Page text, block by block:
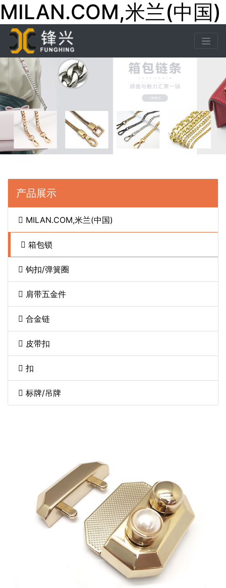
MILAN.COM,米兰(中国)
产品展示
MILAN.COM,米兰(中国)
箱包锁
钩扣/弹簧圈
肩带五金件
合金链
皮带扣
扣
标牌/吊牌
下一张